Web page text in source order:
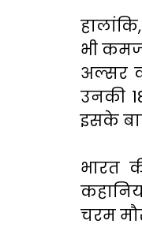
भी
अल्सर
उनकी
इसके
भारत
चरम